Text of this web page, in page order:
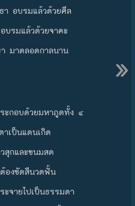
า อบรมแล้วด้วยศีล
บรมแล้วด้วยจาคะ
มาตลอดกาลนาน
ะกอบด้วยมหาภูตทั้ง ๔
เป็นแดนเกิด
สุกและขนมสด
องขัดสีนวดฟั้น
จายไปเป็นธรรมดา
»